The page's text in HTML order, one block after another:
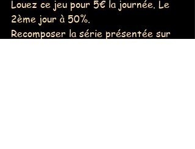
Louez ce jeu pour 5€ la journée. Le
2ème jour à 50%.
Recomposer la série présentée sur